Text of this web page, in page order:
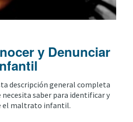
y Denunciar
descripción general completa
saber para identificar y
el maltrato infantil.